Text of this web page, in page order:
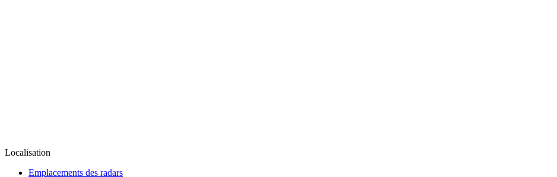
Localisation
Emplacements des radars